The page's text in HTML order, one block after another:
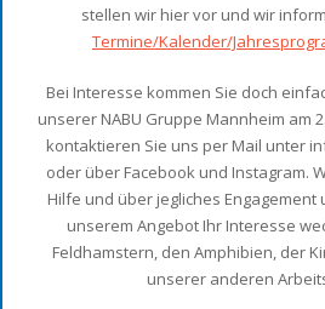
stellen wir hier vor und wir
Termine/Kalender/
Bei Interesse kommen Sie doch
unserer NABU Gruppe Mannheim am
kontaktieren Sie uns per Mail unter
oder über Facebook und Instagram.
Hilfe und über jegliches
unserem Angebot Ihr Interesse
Feldhamstern, den Amphibien, der
unserer anderen